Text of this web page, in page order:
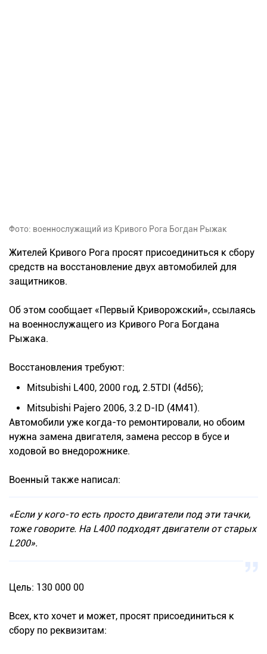
Фото: военнослужащий из Кривого Рога Богдан Рыжак
Жителей Кривого Рога просят присоединиться к сбору
средств на восстановление двух автомобилей для
защитников.
Об этом сообщает «Первый Криворожский», ссылаясь
на военнослужащего из Кривого Рога Богдана
Рыжака.
Восстановления требуют:
Mitsubishi L400, 2000 год, 2.5TDI (4d56);
Mitsubishi Pajero 2006, 3.2 D-ID (4M41).
Автомобили уже когда-то ремонтировали, но обоим
нужна замена двигателя, замена рессор в бусе и
ходовой во внедорожнике.
Военный также написал:
«Если у кого-то есть просто двигатели под эти тачки,
тоже говорите. На L400 подходят двигатели от старых
L200».
Цель: 130 000 00
Всех, кто хочет и может, просят присоединиться к
сбору по реквизитам: